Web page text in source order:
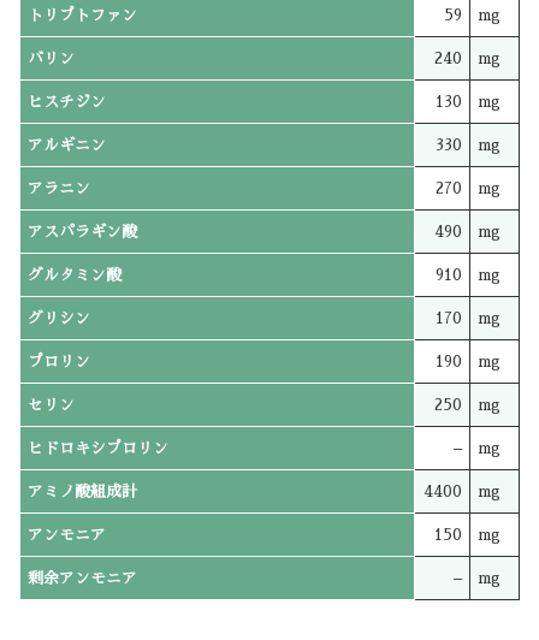
トリプトファン 59 mg
バリン 240 mg
ヒスチジン 130 mg
アルギニン 330 mg
アラニン 270 mg
アスパラギン酸 490 mg
グルタミン酸 910 mg
グリシン 170 mg
プロリン 190 mg
セリン 250 mg
ヒドロキシプロリン – mg
アミノ酸組成計 4400 mg
アンモニア 150 mg
剰余アンモニア – mg